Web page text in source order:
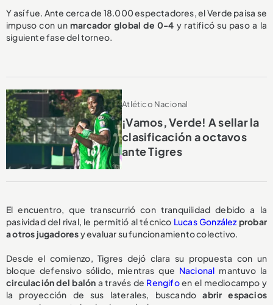
Y así fue. Ante cerca de 18.000 espectadores, el Verde paisa se
impuso con unmarcador global de 0-4 y ratificó su paso a la
siguiente fase del torneo.
Atlético Nacional
¡Vamos, Verde! A sellar la
clasificación a octavos
ante Tigres
El encuentro, que transcurrió con tranquilidad debido a la
pasividad del rival, le permitió al técnico Lucas González probar
a otros jugadoresy evaluar su funcionamiento colectivo.
Desde el comienzo, Tigres dejó clara su propuesta con un
bloque defensivo sólido, mientras que Nacional mantuvo la
circulación del balón a través de Rengifoen el mediocampo y
la proyección de sus laterales, buscandoabrir espacios